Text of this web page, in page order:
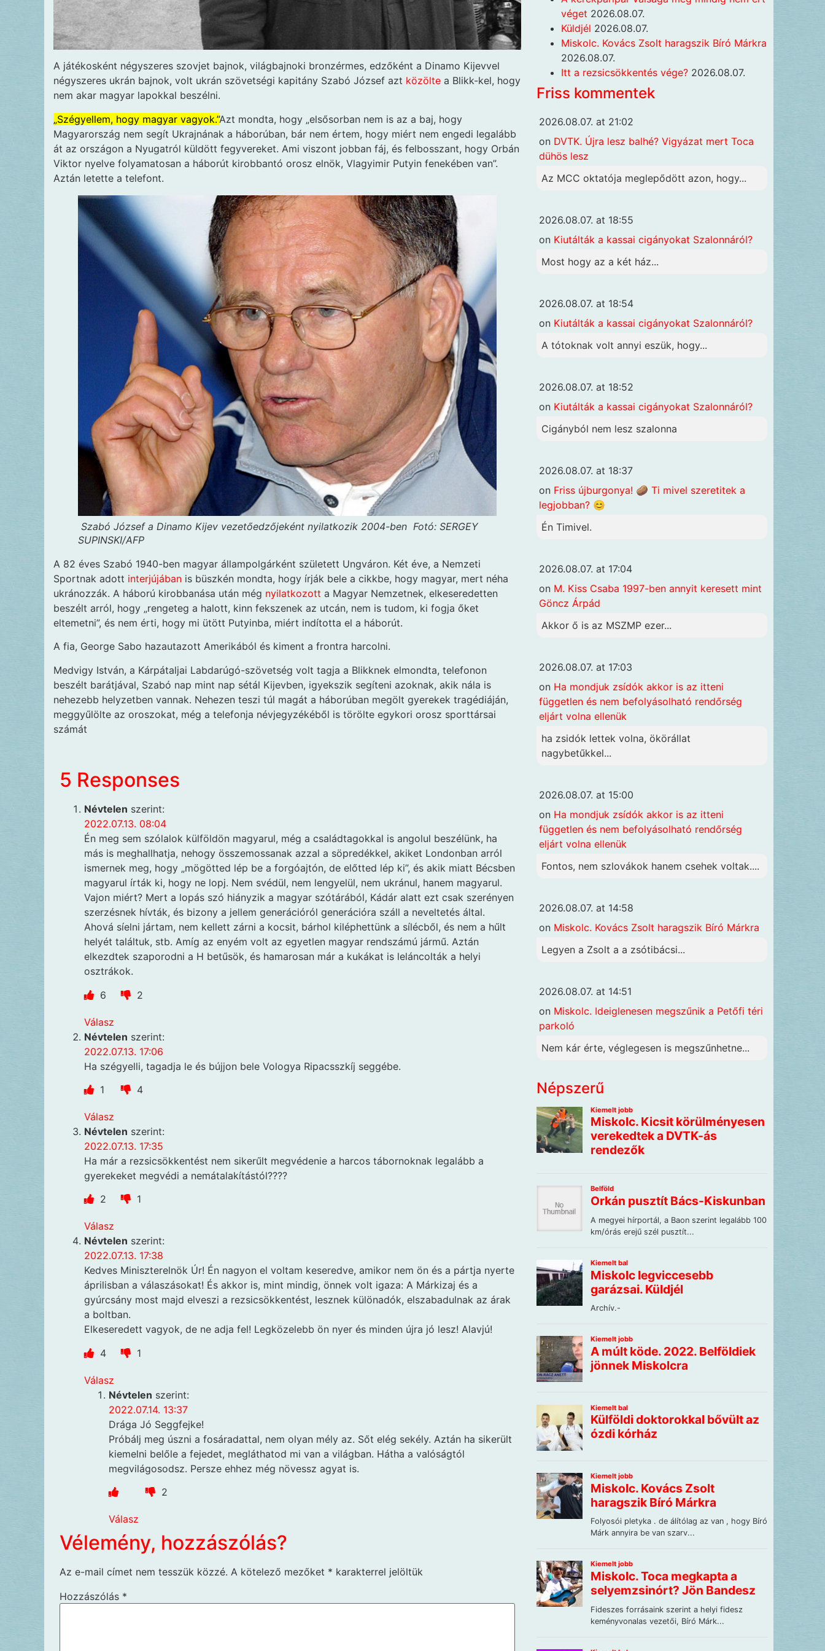
A játékosként négyszeres szovjet bajnok, világbajnoki bronzérmes, edzőként a Dinamo Kijevvel
négyszeres ukrán bajnok, volt ukrán szövetségi kapitány Szabó József azt közölte a Blikk-kel, hogy
nem akar magyar lapokkal beszélni.
„Szégyellem, hogy magyar vagyok.”Azt mondta, hogy „elsősorban nem is az a baj, hogy
Magyarország nem segít Ukrajnának a háborúban, bár nem értem, hogy miért nem engedi legalább
át az országon a Nyugatról küldött fegyvereket. Ami viszont jobban fáj, és felbosszant, hogy Orbán
Viktor nyelve folyamatosan a háborút kirobbantó orosz elnök, Vlagyimir Putyin fenekében van”.
Aztán letette a telefont.
Szabó József a Dinamo Kijev vezetőedzőjeként nyilatkozik 2004-ben Fotó: SERGEY
SUPINSKI/AFP
A 82 éves Szabó 1940-ben magyar állampolgárként született Ungváron. Két éve, a Nemzeti
Sportnak adott interjújában is büszkén mondta, hogy írják bele a cikkbe, hogy magyar, mert néha
ukránozzák. A háború kirobbanása után még nyilatkozott a Magyar Nemzetnek, elkeseredetten
beszélt arról, hogy „rengeteg a halott, kinn fekszenek az utcán, nem is tudom, ki fogja őket
eltemetni”, és nem érti, hogy mi ütött Putyinba, miért indította el a háborút.
A fia, George Sabo hazautazott Amerikából és kiment a frontra harcolni.
Medvigy István, a Kárpátaljai Labdarúgó-szövetség volt tagja a Blikknek elmondta, telefonon
beszélt barátjával, Szabó nap mint nap sétál Kijevben, igyekszik segíteni azoknak, akik nála is
nehezebb helyzetben vannak. Nehezen teszi túl magát a háborúban megölt gyerekek tragédiáján,
meggyűlölte az oroszokat, még a telefonja névjegyzékéből is törölte egykori orosz sporttársai
számát
5 Responses
Névtelen szerint:
2022.07.13. 08:04
Én meg sem szólalok külföldön magyarul, még a családtagokkal is angolul beszélünk, ha
más is meghallhatja, nehogy összemossanak azzal a söpredékkel, akiket Londonban arról
ismernek meg, hogy „mögötted lép be a forgóajtón, de előtted lép ki”, és akik miatt Bécsben
magyarul írták ki, hogy ne lopj. Nem svédül, nem lengyelül, nem ukránul, hanem magyarul.
Vajon miért? Mert a lopás szó hiányzik a magyar szótárából, Kádár alatt ezt csak szerényen
szerzésnek hívták, és bizony a jellem generációról generációra száll a neveltetés által.
Ahová síelni jártam, nem kellett zárni a kocsit, bárhol kiléphettünk a sílécből, és nem a hűlt
helyét találtuk, stb. Amíg az enyém volt az egyetlen magyar rendszámú jármű. Aztán
elkezdtek szaporodni a H betűsök, és hamarosan már a kukákat is leláncolták a helyi
osztrákok.
6
2
Válasz
Névtelen szerint:
2022.07.13. 17:06
Ha szégyelli, tagadja le és bújjon bele Vologya Ripacsszkíj seggébe.
1
4
Válasz
Névtelen szerint:
2022.07.13. 17:35
Ha már a rezsicsökkentést nem sikerűlt megvédenie a harcos tábornoknak legalább a
gyerekeket megvédi a nemátalakítástól????
2
1
Válasz
Névtelen szerint:
2022.07.13. 17:38
Kedves Miniszterelnök Úr! Én nagyon el voltam keseredve, amikor nem ön és a pártja nyerte
áprilisban a válaszásokat! És akkor is, mint mindig, önnek volt igaza: A Márkizaj és a
gyúrcsány most majd elveszi a rezsicsökkentést, lesznek különadók, elszabadulnak az árak
a boltban.
Elkeseredett vagyok, de ne adja fel! Legközelebb ön nyer és minden újra jó lesz! Alavjú!
4
1
Válasz
Névtelen szerint:
2022.07.14. 13:37
Drága Jó Seggfejke!
Próbálj meg úszni a fosáradattal, nem olyan mély az. Sőt elég sekély. Aztán ha sikerült
kiemelni belőle a fejedet, megláthatod mi van a világban. Hátha a valóságtól
megvilágosodsz. Persze ehhez még növessz agyat is.
2
Válasz
Vélemény, hozzászólás?
Az e-mail címet nem tesszük közzé. A kötelező mezőket * karakterrel jelöltük
Hozzászólás *
véget 2026.08.07.
Küldjél 2026.08.07.
Miskolc. Kovács Zsolt haragszik Bíró Márkra
2026.08.07.
Itt a rezsicsökkentés vége? 2026.08.07.
Friss kommentek
2026.08.07. at 21:02
on DVTK. Újra lesz balhé? Vigyázat mert Toca
dühös lesz
Az MCC oktatója meglepődött azon, hogy...
2026.08.07. at 18:55
on Kiutálták a kassai cigányokat Szalonnáról?
Most hogy az a két ház...
2026.08.07. at 18:54
on Kiutálták a kassai cigányokat Szalonnáról?
A tótoknak volt annyi eszük, hogy...
2026.08.07. at 18:52
on Kiutálták a kassai cigányokat Szalonnáról?
Cigányból nem lesz szalonna
2026.08.07. at 18:37
on Friss újburgonya! 🥔 Ti mivel szeretitek a
legjobban? 😊
Én Timivel.
2026.08.07. at 17:04
on M. Kiss Csaba 1997-ben annyit keresett mint
Göncz Árpád
Akkor ő is az MSZMP ezer...
2026.08.07. at 17:03
on Ha mondjuk zsídók akkor is az itteni
független és nem befolyásolható rendőrség
eljárt volna ellenük
ha zsidók lettek volna, ökörállat
nagybetűkkel...
2026.08.07. at 15:00
on Ha mondjuk zsídók akkor is az itteni
független és nem befolyásolható rendőrség
eljárt volna ellenük
Fontos, nem szlovákok hanem csehek voltak....
2026.08.07. at 14:58
on Miskolc. Kovács Zsolt haragszik Bíró Márkra
Legyen a Zsolt a a zsótibácsi...
2026.08.07. at 14:51
on Miskolc. Ideiglenesen megszűnik a Petőfi téri
parkoló
Nem kár érte, véglegesen is megszűnhetne...
Népszerű